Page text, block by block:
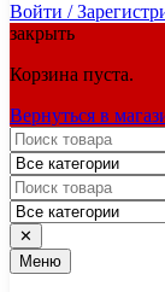
Войти /
закрыть
Корзина пуста.
Вернуться в
✕
Меню